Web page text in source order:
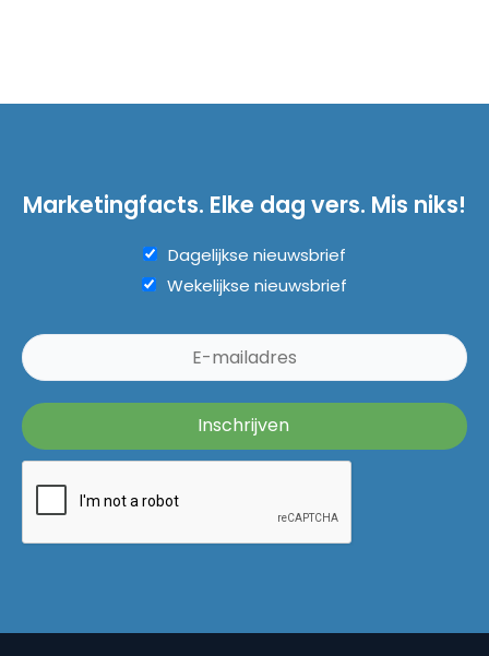
Marketingfacts. Elke dag vers. Mis niks!
Dagelijkse nieuwsbrief
Wekelijkse nieuwsbrief